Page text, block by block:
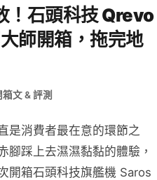
！石頭科技 Qrevo
師開箱，拖完地
箱文 & 評測
是消費者最在意的環節之
腳踩上去濕濕黏黏的體驗，
開箱石頭科技旗艦機 Saros